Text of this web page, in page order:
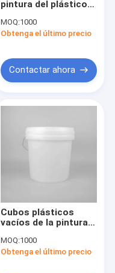
pintura del plástico
galones con la tapa
MOQ:1000
Obtenga el último precio
Contactar ahora
Cubos plásticos
vacíos de la pintura
cubo de la pintura de
15 litros con la tapa
MOQ:1000
Obtenga el último precio